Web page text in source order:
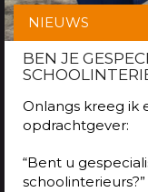
NIEUWS
BEN JE
Onlangs kreeg ik
opdrachtgever:
“Bent u
schoolinterieurs?”